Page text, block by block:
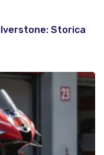
Storica